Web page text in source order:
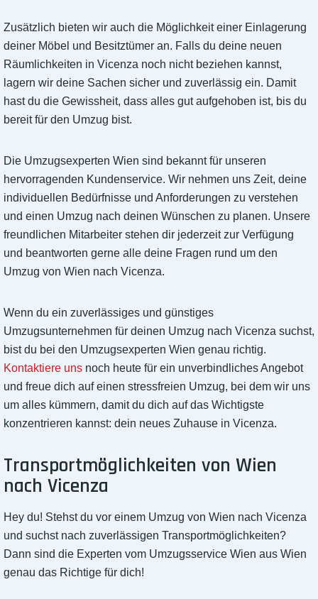
Zusätzlich bieten wir auch die Möglichkeit einer Einlagerung
deiner Möbel und Besitztümer an. Falls du deine neuen
Räumlichkeiten in Vicenza noch nicht beziehen kannst,
lagern wir deine Sachen sicher und zuverlässig ein. Damit
hast du die Gewissheit, dass alles gut aufgehoben ist, bis du
bereit für den Umzug bist.
Die Umzugsexperten Wien sind bekannt für unseren
hervorragenden Kundenservice. Wir nehmen uns Zeit, deine
individuellen Bedürfnisse und Anforderungen zu verstehen
und einen Umzug nach deinen Wünschen zu planen. Unsere
freundlichen Mitarbeiter stehen dir jederzeit zur Verfügung
und beantworten gerne alle deine Fragen rund um den
Umzug von Wien nach Vicenza.
Wenn du ein zuverlässiges und günstiges
Umzugsunternehmen für deinen Umzug nach Vicenza suchst,
bist du bei den Umzugsexperten Wien genau richtig.
Kontaktiere uns noch heute für ein unverbindliches Angebot
und freue dich auf einen stressfreien Umzug, bei dem wir uns
um alles kümmern, damit du dich auf das Wichtigste
konzentrieren kannst: dein neues Zuhause in Vicenza.
Transportmöglichkeiten von Wien
nach Vicenza
Hey du! Stehst du vor einem Umzug von Wien nach Vicenza
und suchst nach zuverlässigen Transportmöglichkeiten?
Dann sind die Experten vom Umzugsservice Wien aus Wien
genau das Richtige für dich!